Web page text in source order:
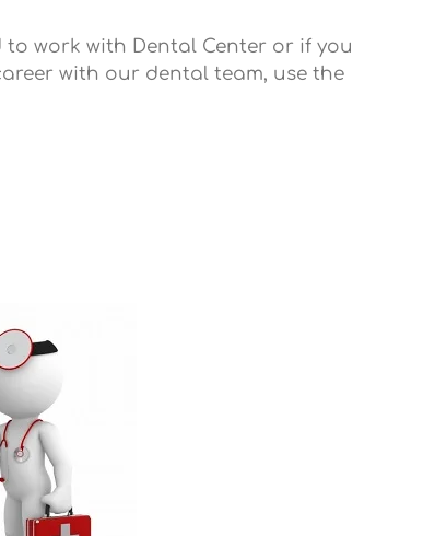
to work with Dental Center or if you
with our dental team, use the